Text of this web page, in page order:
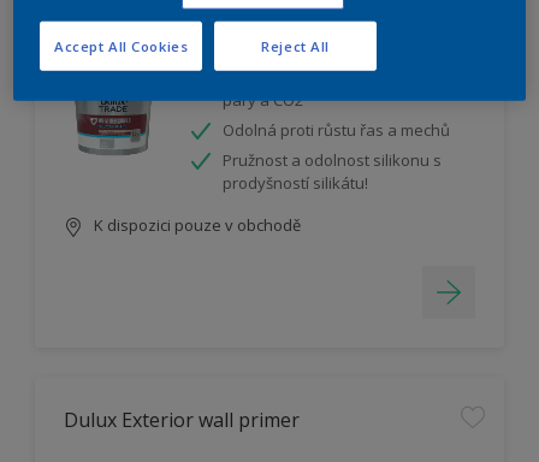
Dulux Trade Weathershield Silicon Plus
Extrémní prodyšnost pro vodní
páry a CO2
Odolná proti růstu řas a mechů
Pružnost a odolnost silikonu s
prodyšností silikátu!
K dispozici pouze v obchodě
Dulux Exterior wall primer
Reject All
Accept All Cookies